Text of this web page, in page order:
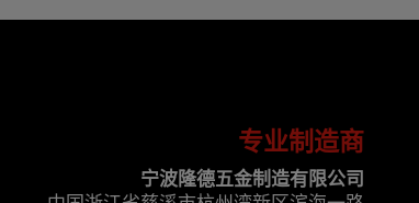
专业制造商
宁波隆德五金制造有限公司